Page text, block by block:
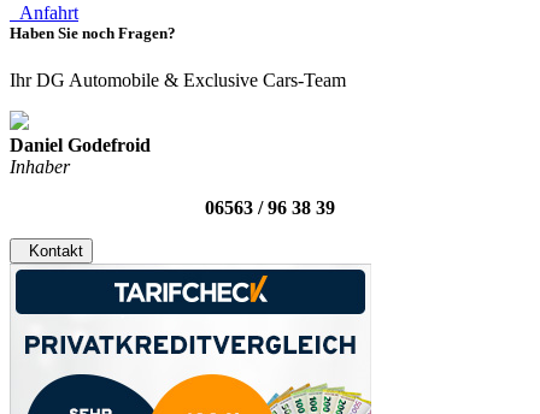
Anfahrt
Haben Sie noch Fragen?
Ihr DG Automobile & Exclusive Cars-Team
Daniel Godefroid
Inhaber
06563 / 96 38 39
Kontakt